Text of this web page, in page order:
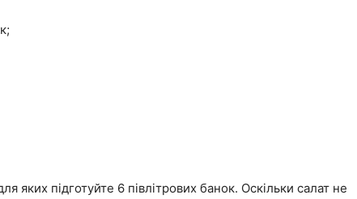
яких підготуйте 6 півлітрових банок. Оскільки салат не